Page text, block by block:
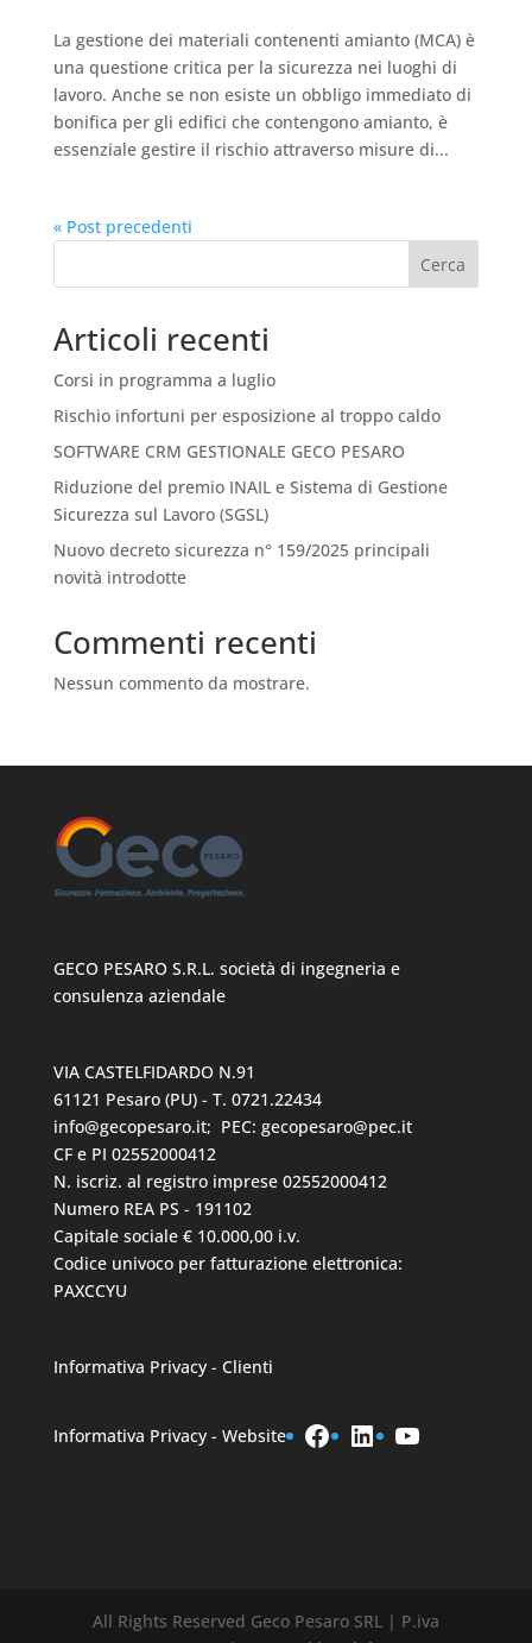
La gestione dei materiali contenenti amianto (MCA) è
una questione critica per la sicurezza nei luoghi di
lavoro. Anche se non esiste un obbligo immediato di
bonifica per gli edifici che contengono amianto, è
essenziale gestire il rischio attraverso misure di...
« Post precedenti
Cerca
Articoli recenti
Corsi in programma a luglio
Rischio infortuni per esposizione al troppo caldo
SOFTWARE CRM GESTIONALE GECO PESARO
Riduzione del premio INAIL e Sistema di Gestione
Sicurezza sul Lavoro (SGSL)
Nuovo decreto sicurezza n° 159/2025 principali
novità introdotte
Commenti recenti
Nessun commento da mostrare.
GECO PESARO S.R.L. società di ingegneria e
consulenza aziendale
VIA CASTELFIDARDO N.91
61121 Pesaro (PU) - T. 0721.22434
info@gecopesaro.it; PEC: gecopesaro@pec.it
CF e PI 02552000412
N. iscriz. al registro imprese 02552000412
Numero REA PS - 191102
Capitale sociale € 10.000,00 i.v.
Codice univoco per fatturazione elettronica:
PAXCCYU
Informativa Privacy - Clienti
Informativa Privacy - Website Facebook
LinkedInYouTube
All Rights Reserved Geco Pesaro SRL | P.iva